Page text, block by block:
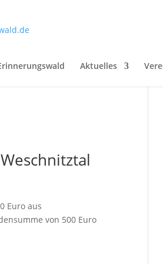
Aktuelles
Euro aus
von 500 Euro